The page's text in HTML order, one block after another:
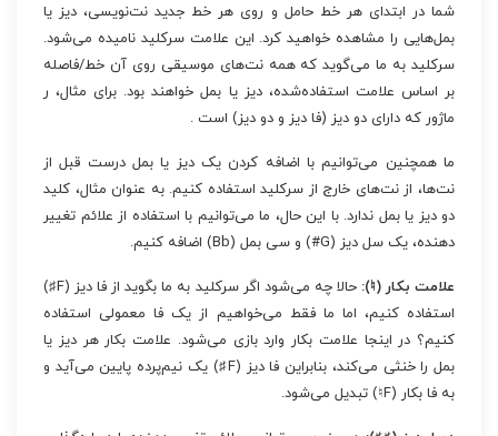
شما در ابتدای هر خط حامل و روی هر خط جدید نت‌نویسی، دیز یا
بمل‌هایی را مشاهده خواهید کرد. این علامت سرکلید نامیده می‌شود.
سرکلید به ما می‌گوید که همه نت‌های موسیقی روی آن خط/فاصله
بر اساس علامت استفاده‌شده، دیز یا بمل خواهند بود. برای مثال، ر
ماژور که دارای دو دیز (فا دیز و دو دیز) است .
ما همچنین می‌توانیم با اضافه کردن یک دیز یا بمل درست قبل از
نت‌ها، از نت‌های خارج از سرکلید استفاده کنیم. به عنوان مثال، کلید
دو دیز یا بمل ندارد. با این حال، ما می‌توانیم با استفاده از علائم تغییر
دهنده، یک سل دیز (G#) و سی بمل (Bb) اضافه کنیم.
علامت بکار (♮):
حالا چه می‌شود اگر سرکلید به ما بگوید از فا دیز (F♯)
استفاده کنیم، اما ما فقط می‌خواهیم از یک فا معمولی استفاده
کنیم؟ در اینجا علامت بکار وارد بازی می‌شود. علامت بکار هر دیز یا
بمل را خنثی می‌کند، بنابراین فا دیز (F♯) یک نیم‌پرده پایین می‌آید و
به فا بکار (F♮) تبدیل می‌شود.